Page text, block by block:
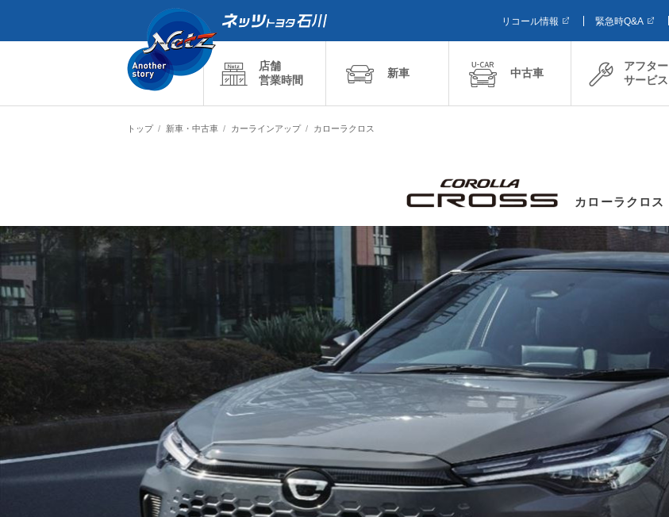
リコール情報 緊急時Q&A
店舗
営業時間
新車 中古車
アフター
サービス
トップ 新車・中古車 カーラインアップ カローラクロス
カローラクロス